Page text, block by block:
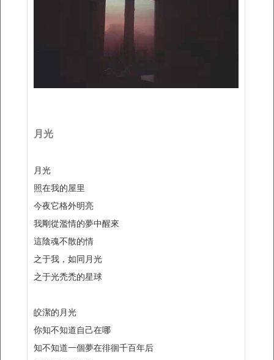
月光
月光
照在我的屋里
今夜它格外明亮
我剛從濫情的夢中醒來
這陰魂不散的情
之于我，如同月光
之于光禿禿的星球
皎潔的月光
你知不知道自己在哪
知不知道一個夢在徘徊千百年后